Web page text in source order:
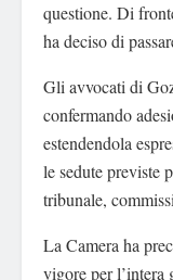
questione. Di
ha deciso di
Gli avvocati di
confermando
estendendola
le sedute previste
tribunale,
La Camera ha
vigore per l’intera